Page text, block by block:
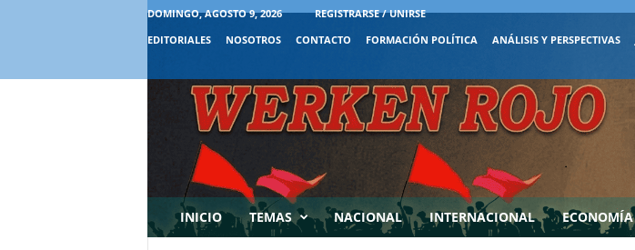
DOMINGO, AGOSTO 9, 2026
REGISTRARSE / UNIRSE
EDITORIALES
NOSOTROS CONTACTO FORMACIÓN POLÍTICA ANÁLISIS Y PERSPECTIVAS
INICIO TEMAS NACIONAL INTERNACIONAL ECONOMÍA